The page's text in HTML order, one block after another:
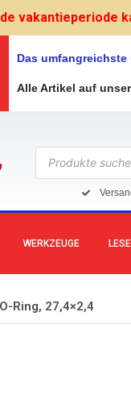
vakantieperiode
Das umfangreichste
Alle Artikel auf
Products
search
WERKZEUGE
O-Ring, 27,4×2,4